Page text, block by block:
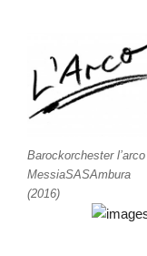
Barockorchester l’arco
MessiaSASAmbura
(2016)